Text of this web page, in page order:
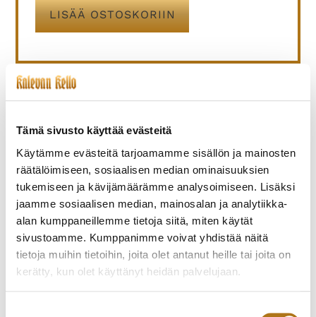
Tämä sivusto käyttää evästeitä
Käytämme evästeitä tarjoamamme sisällön ja mainosten
räätälöimiseen, sosiaalisen median ominaisuuksien
tukemiseen ja kävijämäärämme analysoimiseen. Lisäksi
jaamme sosiaalisen median, mainosalan ja analytiikka-
alan kumppaneillemme tietoja siitä, miten käytät
sivustoamme. Kumppanimme voivat yhdistää näitä
tietoja muihin tietoihin, joita olet antanut heille tai joita on
kerätty, kun olet käyttänyt heidän palvelujaan.
LISÄÄ OSTOSKORIIN
TUTUSTU MYÖS
ARSA KÄYTTÄMÄTÖN
TASKUKELLO
HY MOSER&CIE-004